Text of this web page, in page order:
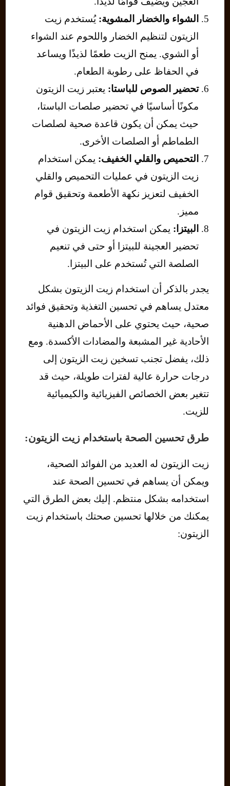
الشواء والخضار المشوية: يُستخدم زيت
الزيتون لتنظيم الخضار واللحوم عند الشواء
أو الشوي. يمنح الزيت طعمًا لذيذًا ويساعد
في الحفاظ على رطوبة الطعام.
تحضير الصوص للباستا: يعتبر زيت الزيتون
مكونًا أساسيًا في تحضير صلصات الباستا،
حيث يمكن أن يكون قاعدة صحية لصلصات
الطماطم أو الصلصات الأخرى.
التحميص والقلي الخفيف: يمكن استخدام
زيت الزيتون في عمليات التحميص والقلي
الخفيف لتعزيز نكهة الأطعمة وتحقيق قوام
مميز.
البيتزا: يمكن استخدام زيت الزيتون في
تحضير العجينة للبيتزا أو حتى في تنعيم
الصلصة التي تُستخدم على البيتزا.
يجدر بالذكر أن استخدام زيت الزيتون بشكل
معتدل يساهم في تحسين التغذية وتحقيق فوائد
صحية، حيث يحتوي على الأحماض الدهنية
الأحادية غير المشبعة والمضادات الأكسدة. ومع
ذلك، يفضل تجنب تسخين زيت الزيتون إلى
درجات حرارة عالية لفترات طويلة، حيث قد
تتغير بعض الخصائص الفيزيائية والكيميائية
للزيت.
طرق تحسين الصحة باستخدام زيت الزيتون:
زيت الزيتون له العديد من الفوائد الصحية،
ويمكن أن يساهم في تحسين الصحة عند
استخدامه بشكل منتظم. إليك بعض الطرق التي
يمكنك من خلالها تحسين صحتك باستخدام زيت
الزيتون: